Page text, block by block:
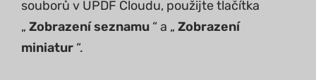
souborů v UPDF Cloudu, použijte tlačítka
„ Zobrazení seznamu “ a „ Zobrazení
miniatur “.